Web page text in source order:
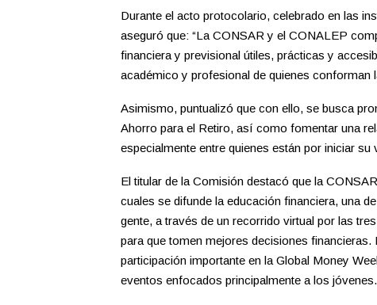
Durante el acto protocolario, celebrado en las
aseguró que: “La CONSAR y el CONALEP
financiera y previsional útiles, prácticas y
académico y profesional de quienes conforman
Asimismo, puntualizó que con ello, se busca
Ahorro para el Retiro, así como fomentar una
especialmente entre quienes están por iniciar
El titular de la Comisión destacó que la
cuales se difunde la educación financiera, una
gente, a través de un recorrido virtual por las
para que tomen mejores decisiones
participación importante en la Global Money
eventos enfocados principalmente a los jóvenes.